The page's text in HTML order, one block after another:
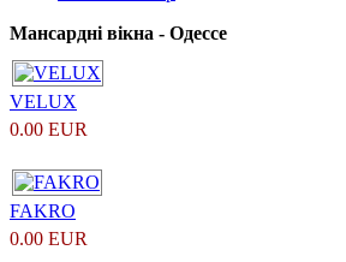
Мансардні вікна - Одессе
VELUX
0.00 EUR
FAKRO
0.00 EUR